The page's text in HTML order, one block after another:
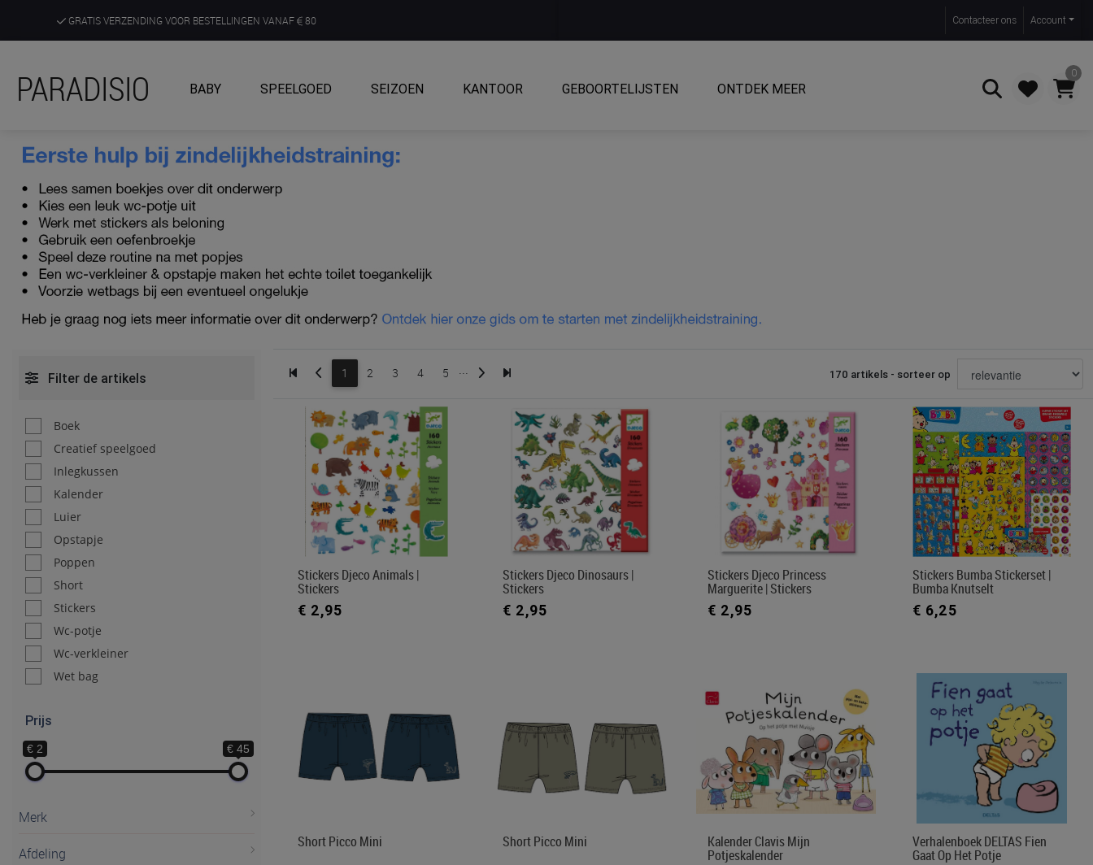
GRATIS VERZENDING VOOR BESTELLINGEN VANAF 80
ONTDEK, BELEEF EN KRIJG ADVIES IN ONZE WINKELS
Contacteer ons Account
PARADISIO BABY SPEELGOED SEIZOEN KANTOOR GEBOORTELIJSTEN ONTDEK MEER
0
Filter de artikels
Boek
Creatief speelgoed
Inlegkussen
Kalender
Luier
Opstapje
Poppen
Short
Stickers
Wc-potje
Wc-verkleiner
Wet bag
Prijs
€ 2 € 45
Merk
Afdeling
1 2 3 4 5 ... 170 artikels - sorteer op
Stickers Djeco Animals |
Stickers
€ 2,95
Stickers Djeco Dinosaurs |
Stickers
€ 2,95
Stickers Djeco Princess
Marguerite | Stickers
€ 2,95
Stickers Bumba Stickerset |
Bumba Knutselt
€ 6,25
Short Picco Mini Short Picco Mini Kalender Clavis Mijn
Potjeskalender
Verhalenboek DELTAS Fien
Gaat Op Het Potje